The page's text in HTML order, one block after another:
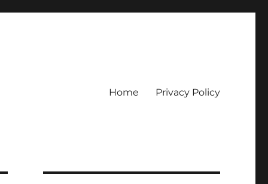
Home Privacy Policy